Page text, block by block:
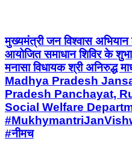
मुख्यमंत्री जन विश्वास
आयोजित समाधान शिविर के
मनासा विधायक श्री अनिरुद्ध
Madhya Pradesh
Pradesh Panchayat,
Social Welfare
#नीमच